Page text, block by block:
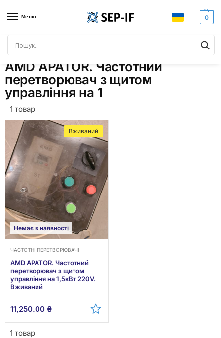
Меню 0
Головна Товари з позначками “AMD APATOR. Частотний перетворювач з щитом управління на 1”
AMD APATOR. Частотний
перетворювач з щитом
управління на 1
1 товар
Немає в наявності
Вживаний
ЧАСТОТНІ ПЕРЕТВОРЮВАЧІ
AMD APATOR. Частотний
перетворювач з щитом
управління на 1,5кВт 220V.
Вживаний
11,250.00 ₴
1 товар